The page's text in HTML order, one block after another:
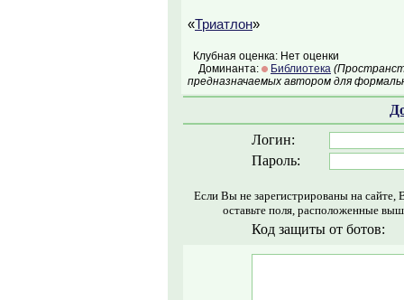
«Триатлон»
Клубная оценка: Нет оценки
Доминанта:
Библиотека
предназначаемых автором для
Логин:
Пароль:
Если Вы не зарегистрированы на
оставьте поля, расположенные
Код защиты от ботов: